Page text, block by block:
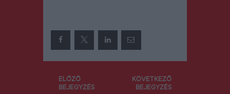
Bejegyzés
ELŐZŐ
BEJEGYZÉS
KÖVETKEZŐ
BEJEGYZÉS